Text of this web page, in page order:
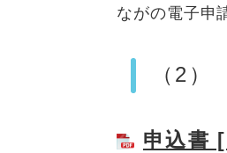
ながの電子申
（2
申込書